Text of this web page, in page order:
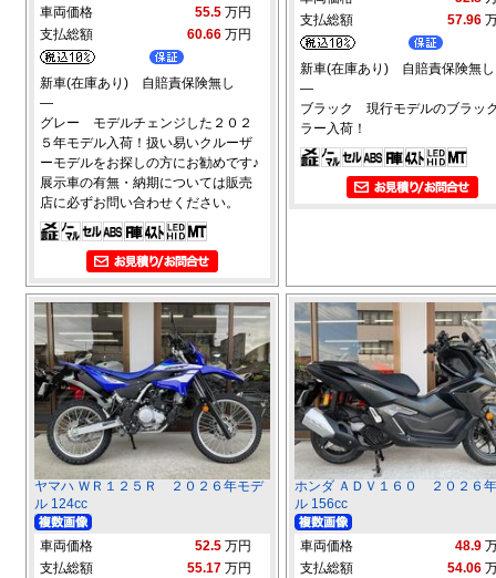
車両価格 55.5 万円
支払総額
60.66 万円
新車(在庫あり) 自賠責保険無し
―
グレー モデルチェンジした２０２
５年モデル入荷！扱い易いクルーザ
ーモデルをお探しの方にお勧めです♪
展示車の有無・納期については販売
店に必ずお問い合わせください。
支払総額
57.96
新車(在庫あり) 自賠責保険無し
―
ブラック 現行モデルのブラッ
ラー入荷！
ヤマハ ＷＲ１２５Ｒ ２０２６年モデ
ル 124cc
車両価格 52.5 万円
支払総額
55.17 万円
ホンダ ＡＤＶ１６０ ２０２６
ル 156cc
車両価格 48.9
支払総額
54.06